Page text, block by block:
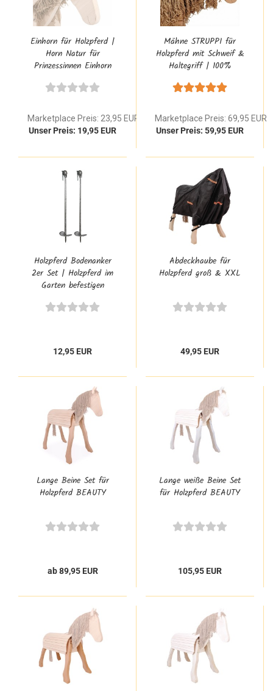
Einhorn für Holzpferd |
Horn Natur für
Prinzessinnen Einhorn
Marketplace Preis: 23,95 EUR
Unser Preis: 19,95 EUR
Mähne STRUPPI für
Holzpferd mit Schweif &
Haltegriff | 100%
Sisalseil | Ersatzmähne
Marketplace Preis: 69,95 EUR
Unser Preis: 59,95 EUR
Holzpferd Bodenanker
2er Set | Holzpferd im
Garten befestigen
12,95 EUR
Abdeckhaube für
Holzpferd groß & XXL
49,95 EUR
Lange Beine Set für
Holzpferd BEAUTY
ab 89,95 EUR
Lange weiße Beine Set
für Holzpferd BEAUTY
105,95 EUR